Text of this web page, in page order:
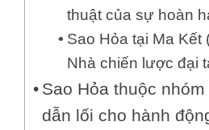
thuật của sự hoàn
Sao Hỏa tại Ma Kết
Nhà chiến lược đại
Sao Hỏa thuộc
dẫn lối cho hành